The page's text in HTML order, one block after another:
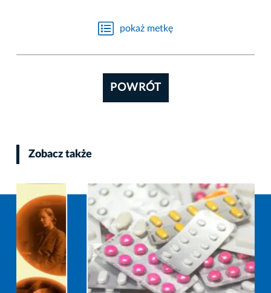
pokaż metkę
POWRÓT
Zobacz także